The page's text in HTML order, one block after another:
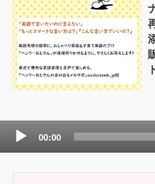
Audio
Player
00:00